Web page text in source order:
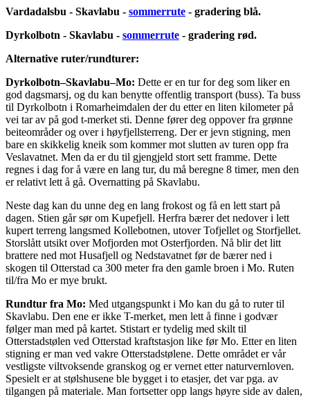
Vardadalsbu - Skavlabu - sommerrute - gradering blå.
Dyrkolbotn - Skavlabu - sommerrute - gradering rød.
Alternative ruter/rundturer:
Dyrkolbotn–Skavlabu–Mo: Dette er en tur for deg som liker en
god dagsmarsj, og du kan benytte offentlig transport (buss). Ta buss
til Dyrkolbotn i Romarheimdalen der du etter en liten kilometer på
vei tar av på god t-merket sti. Denne fører deg oppover fra grønne
beiteområder og over i høyfjellsterreng. Der er jevn stigning, men
bare en skikkelig kneik som kommer mot slutten av turen opp fra
Veslavatnet. Men da er du til gjengjeld stort sett framme. Dette
regnes i dag for å være en lang tur, du må beregne 8 timer, men den
er relativt lett å gå. Overnatting på Skavlabu.
Neste dag kan du unne deg en lang frokost og få en lett start på
dagen. Stien går sør om Kupefjell. Herfra bærer det nedover i lett
kupert terreng langsmed Kollebotnen, utover Tofjellet og Storfjellet.
Storslått utsikt over Mofjorden mot Osterfjorden. Nå blir det litt
brattere ned mot Husafjell og Nedstavatnet før de bærer ned i
skogen til Otterstad ca 300 meter fra den gamle broen i Mo. Ruten
til/fra Mo er mye brukt.
Rundtur fra Mo: Med utgangspunkt i Mo kan du gå to ruter til
Skavlabu. Den ene er ikke T-merket, men lett å finne i godvær
følger man med på kartet. Stistart er tydelig med skilt til
Otterstadstølen ved Otterstad kraftstasjon like før Mo. Etter en liten
stigning er man ved vakre Otterstadstølene. Dette området er vår
vestligste viltvoksende granskog og er vernet etter naturvernloven.
Spesielt er at stølshusene ble bygget i to etasjer, det var pga. av
tilgangen på materiale. Man fortsetter opp langs høyre side av dalen,